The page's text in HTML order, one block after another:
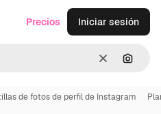
Borrar
Precios Iniciar sesión
de fotos de perfil de Instagram